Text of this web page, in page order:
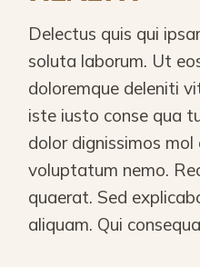
Delectus quis qui
soluta laborum. Ut
doloremque deleniti
iste iusto conse qua
dolor dignissimos
voluptatum nemo.
quaerat. Sed
aliquam. Qui